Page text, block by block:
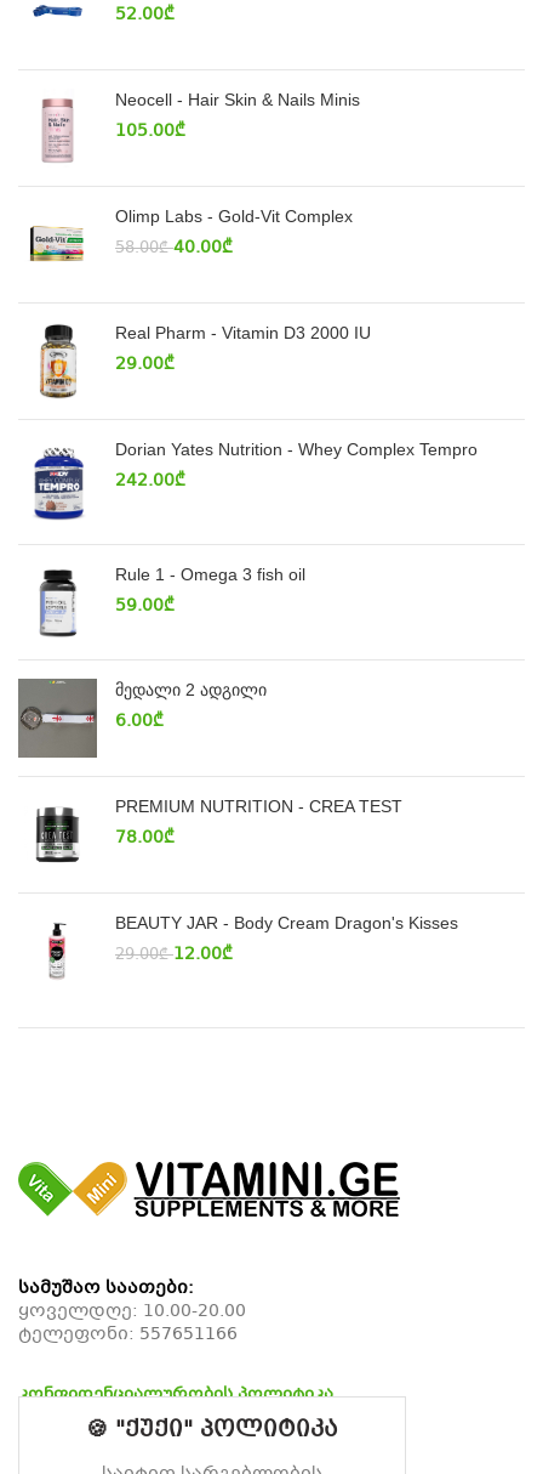
52.00₾
Neocell - Hair Skin & Nails Minis
105.00₾
Olimp Labs - Gold-Vit Complex
58.00₾ 40.00₾
Real Pharm - Vitamin D3 2000 IU
29.00₾
Dorian Yates Nutrition - Whey Complex Tempro
242.00₾
Rule 1 - Omega 3 fish oil
59.00₾
მედალი 2 ადგილი
6.00₾
PREMIUM NUTRITION - CREA TEST
78.00₾
BEAUTY JAR - Body Cream Dragon's Kisses
29.00₾ 12.00₾
სამუშაო საათები:
ყოველდღე: 10.00-20.00
ტელეფონი: 557651166
კონფიდენციალურობის პოლიტიკა
დაბრუნების პოლიტიკა
მიწოდების პოლიტიკა
🍪 "ქუქი" პოლიტიკა